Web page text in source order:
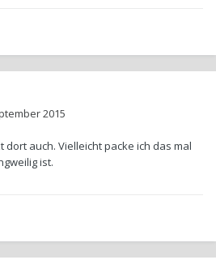
2015
dort auch. Vielleicht packe ich das mal
ist.